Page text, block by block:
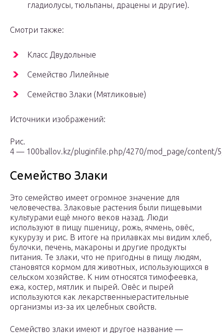
гладиолусы, тюльпаны, драцены и другие).
Смотри также:
Класс Двудольные
Семейство Лилейные
Семейство Злаки (Мятликовые)
Источники изображений:
Рис.
4 — 100ballov.kz/pluginfile.php/4270/mod_page/content/
Семейство Злаки
Это семейство имеет огромное значение для
человечества. Злаковые растения были пищевыми
культурами ещё много веков назад. Люди
используют в пищу пшеницу, рожь, ячмень, овёс,
кукурузу и рис. В итоге на прилавках мы видим хлеб,
булочки, печень, макароны и другие продукты
питания. Те злаки, что не пригодны в пищу людям,
становятся кормом для животных, использующихся в
сельском хозяйстве. К ним относятся тимофеевка,
ежа, костер, мятлик и пырей. Овёс и пырей
используются как лекарственныерастительные
организмы из-за их целебных свойств.
Семейство злаки имеют и другое название —